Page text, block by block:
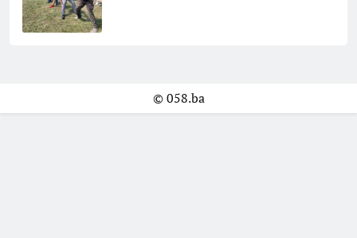
© 058.ba